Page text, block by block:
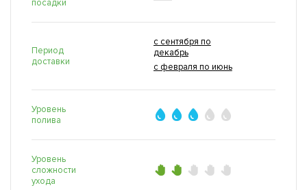
посадки
Период
доставки
с сентября по
декабрь
с февраля по июнь
Уровень
полива
Уровень
сложности
ухода